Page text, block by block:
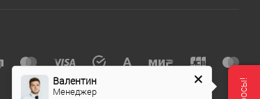
Валентин
Менеджер